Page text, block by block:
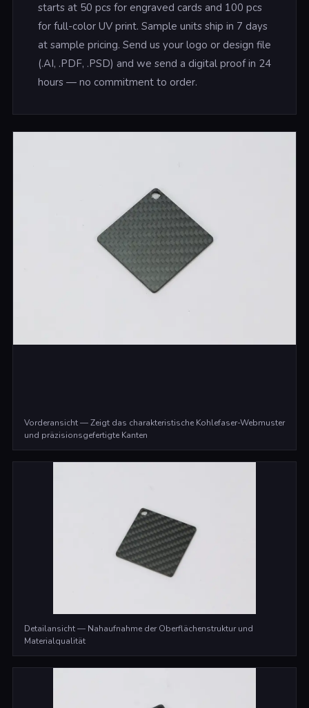
starts at 50 pcs for engraved cards and 100 pcs
for full-color UV print. Sample units ship in 7 days
at sample pricing. Send us your logo or design file
(.AI, .PDF, .PSD) and we send a digital proof in 24
hours — no commitment to order.
Vorderansicht — Zeigt das charakteristische Kohlefaser-Webmuster
und präzisionsgefertigte Kanten
Detailansicht — Nahaufnahme der Oberflächenstruktur und
Materialqualität